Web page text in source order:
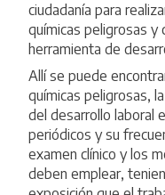
ciudadanía para
químicas peligrosas y
herramienta de
Allí se puede
químicas peligrosas,
del desarrollo laboral
periódicos y su
examen clínico y los
deben emplear,